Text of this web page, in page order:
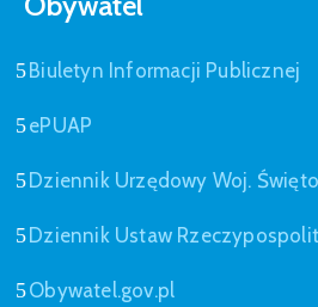
Biuletyn Informacji Publicznej
ePUAP
Dziennik Urzędowy Woj.
Dziennik Ustaw
Obywatel.gov.pl